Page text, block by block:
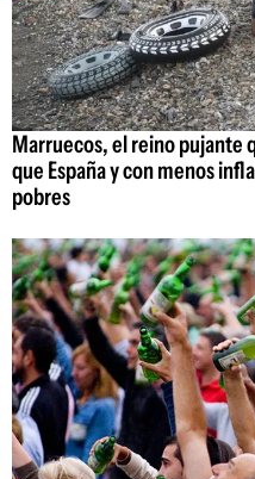
Marruecos, el reino pujante
que España y con menos
pobres